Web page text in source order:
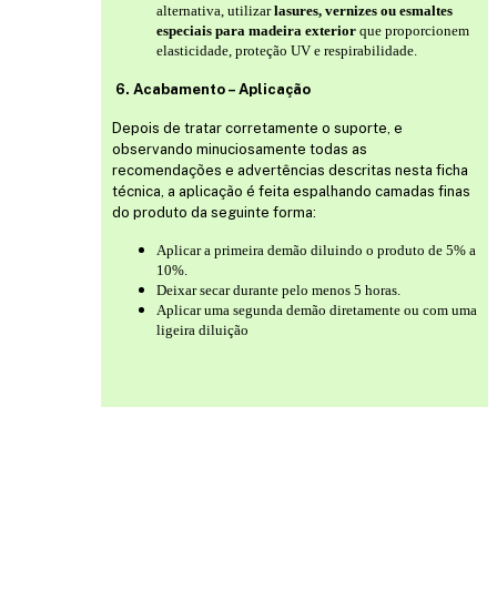
alternativa, utilizarlasures, vernizes ou esmaltes
especiais para madeira exterior que proporcionem
elasticidade, proteção UV e respirabilidade.
6. Acabamento – Aplicação
Depois de tratar corretamente o suporte, e
observando minuciosamente todas as
recomendações e advertências descritas nesta ficha
técnica, a aplicação é feita espalhando camadas finas
do produto da seguinte forma:
Aplicar a primeira demão diluindo o produto de 5% a
10%.
Deixar secar durante pelo menos 5 horas.
Aplicar uma segunda demão diretamente ou com uma
ligeira diluição